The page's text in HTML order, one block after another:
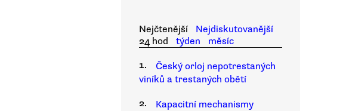
Nejčtenější
Nejdiskutovanější
24 hod
týden
měsíc
1.
Český orloj nepotrestaných
viníků a trestaných obětí
2.
Kapacitní mechanismy